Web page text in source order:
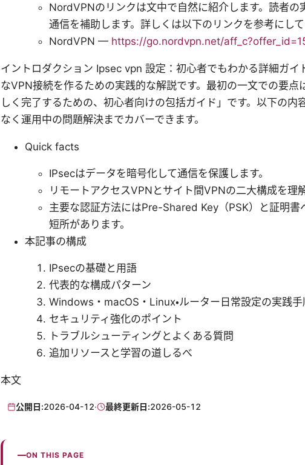
NordVPNのリンクは文中で自然に紹介します。読者の
通信を補助します。詳しくは以下のリンクを参考にし
NordVPN — https://go.nordvpn.net/
イントロダクション Ipsec vpn 設定：初心者でもわかる詳細ガ
なVPN接続を作るための実践的な解説です。最初の一文での要点
しく完了するための、初心者向けの包括ガイド」です。以下の内
なく運用中の問題解決までカバーできます。
Quick facts
IPsecはデータを暗号化して通信を保護します。
リモートアクセスVPNとサイト間VPNの二大構成を理
主要な認証方法にはPre-Shared Key（PSK）と証明書
短所があります。
本記事の構成
IPsecの基礎と用語
代表的な構成パターン
Windows・macOS・Linux・ルーター日常設定の実践手
セキュリティ強化のポイント
トラブルシューティングとよくある質問
追加リソースと学習の道しるべ
本文
公開日:2026-04-12· 最終更新日:2026-05-12
ON THIS PAGE